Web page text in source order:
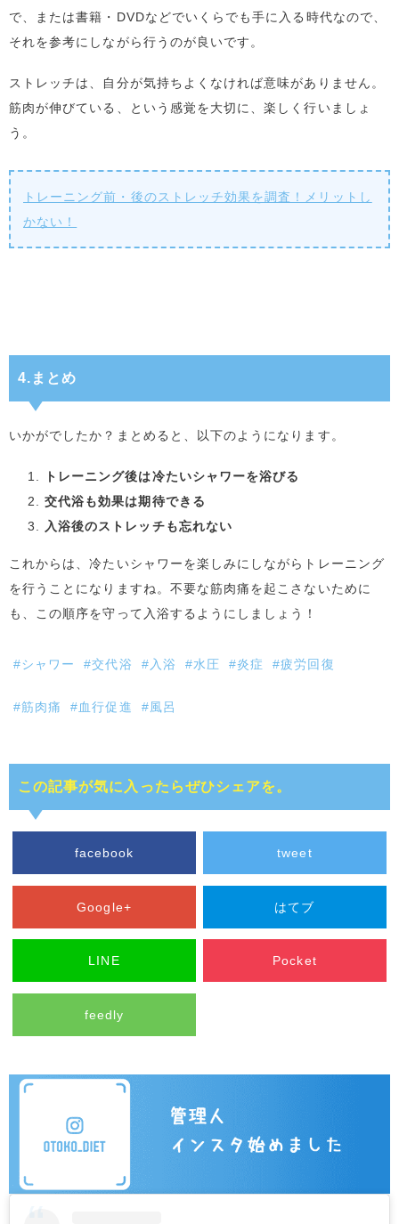
で、または書籍・DVDなどでいくらでも手に入る時代なので、
それを参考にしながら行うのが良いです。
ストレッチは、自分が気持ちよくなければ意味がありません。
筋肉が伸びている、という感覚を大切に、楽しく行いましょ
う。
トレーニング前・後のストレッチ効果を調査！メリットし
かない！
4.まとめ
いかがでしたか？まとめると、以下のようになります。
トレーニング後は冷たいシャワーを浴びる
交代浴も効果は期待できる
入浴後のストレッチも忘れない
これからは、冷たいシャワーを楽しみにしながらトレーニング
を行うことになりますね。不要な筋肉痛を起こさないために
も、この順序を守って入浴するようにしましょう！
#シャワー #交代浴 #入浴 #水圧 #炎症 #疲労回復
#筋肉痛 #血行促進 #風呂
この記事が気に入ったらぜひシェアを。
facebook tweet
Google+ はてブ
LINE Pocket
feedly